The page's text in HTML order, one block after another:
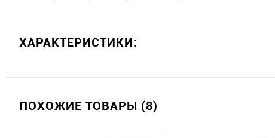
ХАРАКТЕРИСТИКИ:
ПОХОЖИЕ ТОВАРЫ (8)